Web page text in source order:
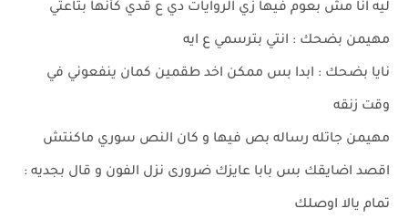
ليه انا مش بعوم فيها زي الروايات دي ع قدي كأنها بتاعتي
مهيمن بضحك : انتي بترسمي ع ايه
نايا بضحك : ابدا بس ممكن اخد طقمين كمان ينفعوني في
وقت زنقه
مهيمن جاتله رساله بص فيها و كان النص سوري ماكنتش
اقصد اضايقك بس بابا عايزك ضرورى نزل الفون و قال بجديه :
تمام يالا اوصلك